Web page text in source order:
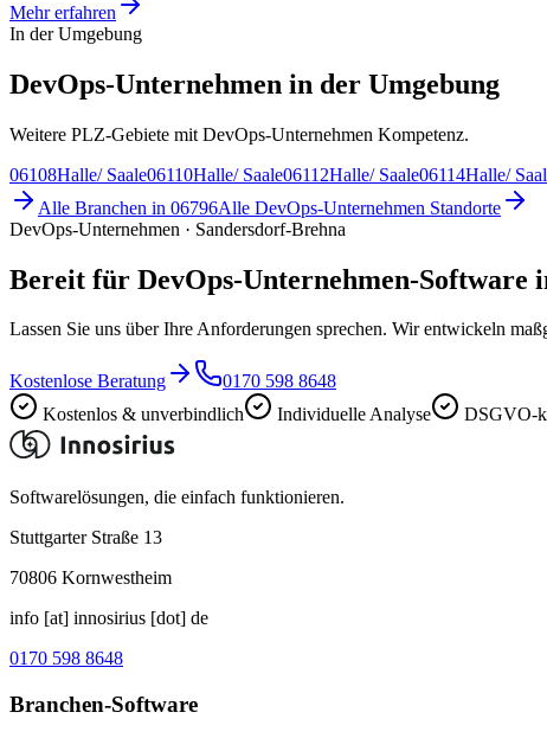
Mehr erfahren
In der Umgebung
DevOps-Unternehmen in der Umgebung
Weitere PLZ-Gebiete mit DevOps-Unternehmen Kompetenz.
06108Halle/ Saale06110Halle/ Saale06112Halle/ Saale06114Halle/
Alle Branchen in 06796Alle DevOps-Unternehmen Standorte
DevOps-Unternehmen · Sandersdorf-Brehna
Bereit für DevOps-Unternehmen-Software
Lassen Sie uns über Ihre Anforderungen sprechen. Wir entwickeln
Kostenlose Beratung
0170 598 8648
Kostenlos & unverbindlich
Individuelle Analyse DSGVO-
Softwarelösungen, die einfach funktionieren.
Stuttgarter Straße 13
70806 Kornwestheim
info [at] innosirius [dot] de
0170 598 8648
Branchen-Software